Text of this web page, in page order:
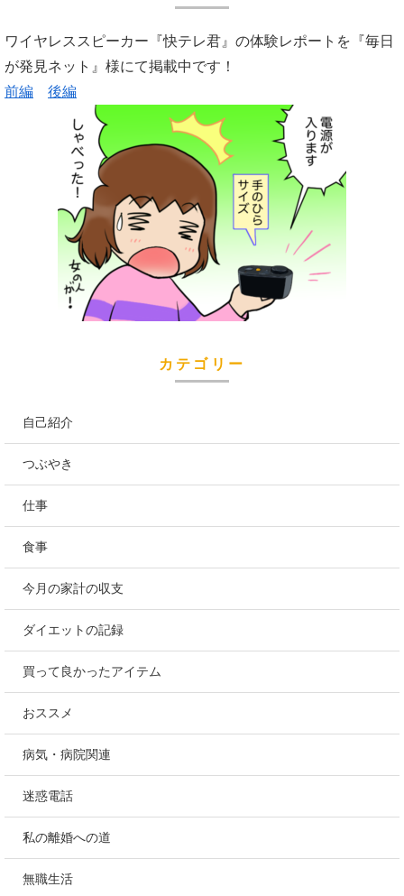
ワイヤレススピーカー『快テレ君』の体験レポートを『毎日
が発見ネット』様にて掲載中です！
前編
後編
カテゴリー
自己紹介
つぶやき
仕事
食事
今月の家計の収支
ダイエットの記録
買って良かったアイテム
おススメ
病気・病院関連
迷惑電話
私の離婚への道
無職生活